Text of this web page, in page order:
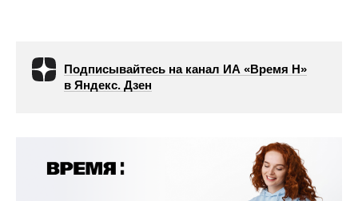
Подписывайтесь на канал ИА «Время Н»
в Яндекс. Дзен